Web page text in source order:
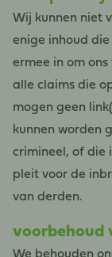
Wij kunnen niet
enige inhoud
ermee in om
alle claims die
mogen geen
kunnen worden
crimineel, of die
pleit voor de
van derden.
voorbehoud